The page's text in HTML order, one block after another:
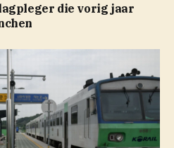
die vorig jaar